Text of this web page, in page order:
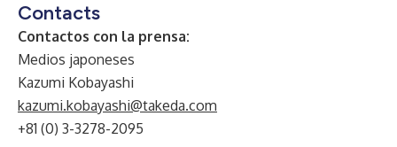
Contacts
Contactos con la prensa:
Medios japoneses
Kazumi Kobayashi
kazumi.kobayashi@takeda.com
+81 (0) 3-3278-2095